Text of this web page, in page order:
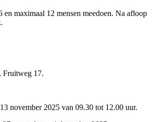
en maximaal 12 mensen meedoen. Na afloop
Fruitweg 17.
november 2025 van 09.30 tot 12.00 uur.